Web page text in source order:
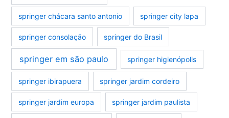
springer chácara santo antonio springer city lapa
springer consolação springer do Brasil
springer em são paulo springer higienópolis
springer ibirapuera springer jardim cordeiro
springer jardim europa springer jardim paulista